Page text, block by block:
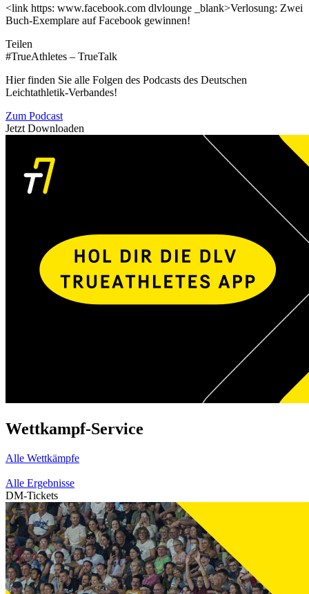
<link https: www.facebook.com dlvlounge _blank>Verlosung: Zwei
Buch-Exemplare auf Facebook gewinnen!
Teilen
#TrueAthletes – TrueTalk
Hier finden Sie alle Folgen des Podcasts des Deutschen
Leichtathletik-Verbandes!
Zum Podcast
Jetzt Downloaden
Wettkampf-Service
Alle Wettkämpfe
Alle Ergebnisse
DM-Tickets